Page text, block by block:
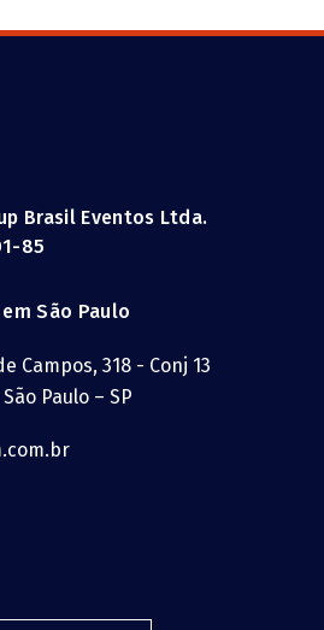
Brasil Eventos Ltda.
85
São Paulo
Campos, 318 - Conj 13
Paulo – SP